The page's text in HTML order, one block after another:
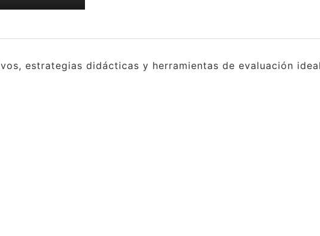
estrategias didácticas y herramientas de evaluación